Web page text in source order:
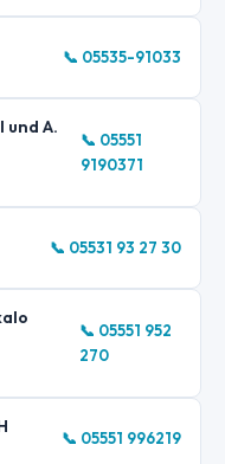
📞 05535-91033
A.
📞 05551
9190371
📞 05531 93 27 30
📞 05551 952
270
📞 05551 996219